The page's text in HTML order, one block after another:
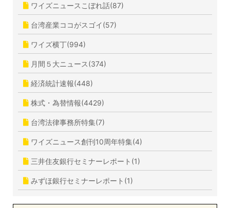
ワイズニュースこぼれ話(87)
台湾産業ココがスゴイ(57)
ワイズ横丁(994)
月間５大ニュース(374)
経済統計速報(448)
株式・為替情報(4429)
台湾法律事務所特集(7)
ワイズニュース創刊10周年特集(4)
三井住友銀行セミナーレポート(1)
みずほ銀行セミナーレポート(1)